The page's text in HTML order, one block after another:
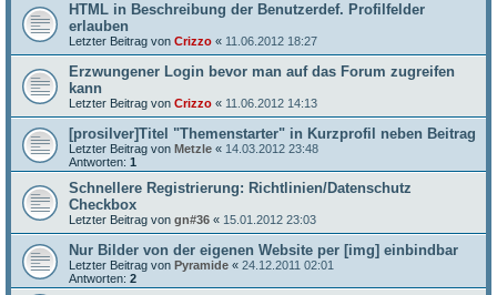
HTML in Beschreibung der Benutzerdef. Profilfelder
erlauben
Letzter Beitrag von Crizzo « 11.06.2012 18:27
Erzwungener Login bevor man auf das Forum zugreifen
kann
Letzter Beitrag von Crizzo « 11.06.2012 14:13
[prosilver]Titel "Themenstarter" in Kurzprofil neben Beitrag
Letzter Beitrag von Metzle « 14.03.2012 23:48
Antworten: 1
Schnellere Registrierung: Richtlinien/Datenschutz
Checkbox
Letzter Beitrag von gn#36 « 15.01.2012 23:03
Nur Bilder von der eigenen Website per [img] einbindbar
Letzter Beitrag von Pyramide « 24.12.2011 02:01
Antworten: 2